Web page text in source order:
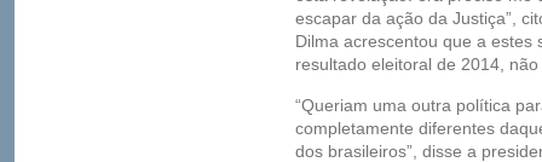
escapar da ação da Justiça”,
Dilma acrescentou que a
resultado eleitoral de 2014,
“Queriam uma outra política
completamente diferentes
dos brasileiros”, disse a